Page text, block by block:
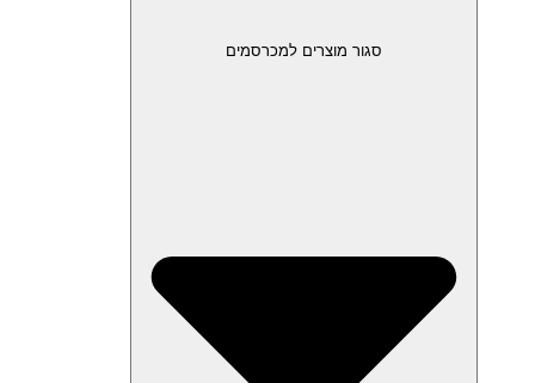
סגור מוצרים למכרסמים